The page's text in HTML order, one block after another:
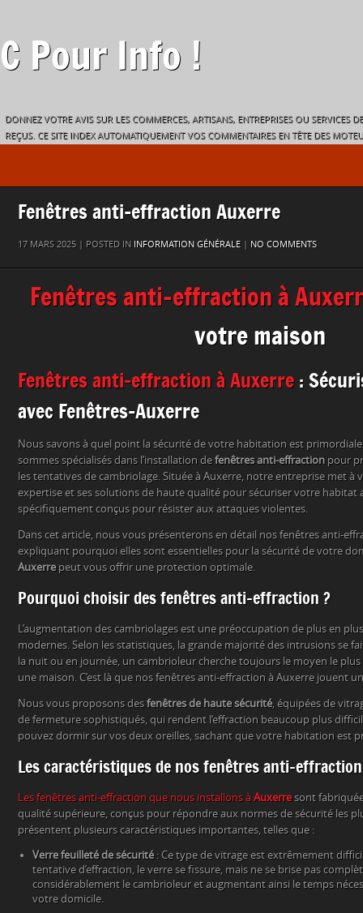
C Pour Info !
DONNEZ VOTRE AVIS SUR LES COMMERCES, ARTISANS, ENTREPRISES OU SERVICES
REÇUS. CE SITE INDEX AUTOMATIQUEMENT VOS COMMENTAIRES EN TÊTE DES
Fenêtres anti-effraction Auxerre
17 MARS 2025 | POSTED IN INFORMATION GÉNÉRALE | NO COMMENTS
Fenêtres anti-effraction à
votre maison
Fenêtres anti-effraction à Auxerre:
avec Fenêtres-Auxerre
Nous savons à quel point la sécurité de votre habitation est
sommes spécialisés dans l’installation de fenêtres anti-effraction pour
les tentatives de cambriolage. Située à Auxerre, notre entreprise met à
expertise et ses solutions de haute qualité pour sécuriser votre habitat
spécifiquement conçus pour résister aux attaques violentes.
Dans cet article, nous vous présenterons en détail nos fenêtres anti-
expliquant pourquoi elles sont essentielles pour la sécurité de votre
Auxerrepeut vous offrir une protection optimale.
Pourquoi choisir des fenêtres anti-effraction ?
L’augmentation des cambriolages est une préoccupation de plus en
modernes. Selon les statistiques, la grande majorité des intrusions se
la nuit ou en journée, un cambrioleur cherche toujours le moyen le plus
une maison. C’est là que nos fenêtres anti-effraction à Auxerre jouent
Nous vous proposons des fenêtres de haute sécurité, équipées de
de fermeture sophistiqués, qui rendent l’effraction beaucoup plus
pouvez dormir sur vos deux oreilles, sachant que votre habitation est
Les caractéristiques de nos fenêtres anti-effraction
Les fenêtres anti-effraction que nous installons à Auxerresont
qualité supérieure, conçus pour répondre aux normes de sécurité les
présentent plusieurs caractéristiques importantes, telles que :
Verre feuilleté de sécurité: Ce type de vitrage est extrêmement
tentative d’effraction, le verre se fissure, mais ne se brise pas
considérablement le cambrioleur et augmentant ainsi le temps
votre domicile.